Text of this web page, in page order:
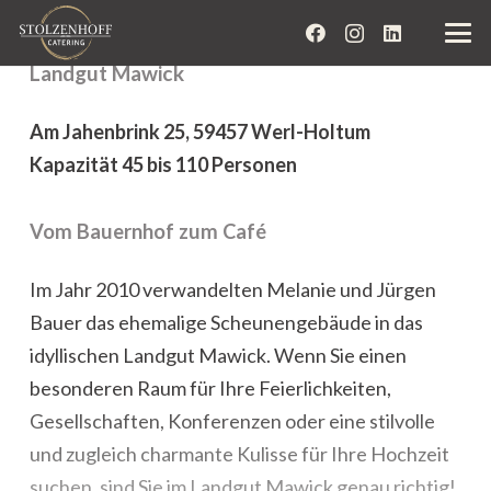
Landgut Mawick
Am Jahenbrink 25, 59457 Werl-Holtum
Kapazität 45 bis 110 Personen
Vom Bauernhof zum Café
Im Jahr 2010 verwandelten Melanie und Jürgen
Bauer das ehemalige Scheunengebäude in das
idyllischen Landgut Mawick. Wenn Sie einen
besonderen Raum für Ihre Feierlichkeiten,
Gesellschaften, Konferenzen oder eine stilvolle
und zugleich charmante Kulisse für Ihre Hochzeit